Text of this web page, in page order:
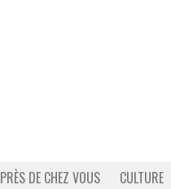
PRÈS DE CHEZ VOUS CULTURE